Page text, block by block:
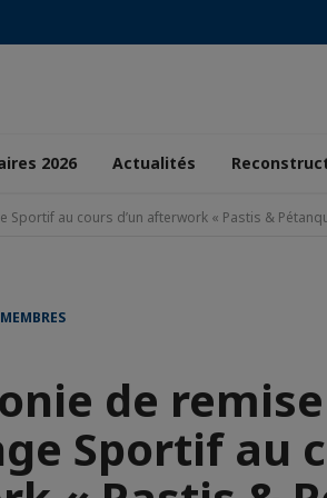
2026 Actualités
au cours d’un afterwork « Pastis &
de
Sportif au